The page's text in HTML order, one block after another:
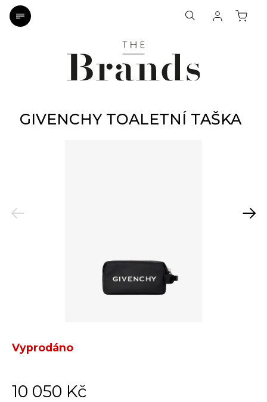
GIVENCHY TOALETNÍ TAŠKA
Previous Next
10 050 Kč
Vyprodáno